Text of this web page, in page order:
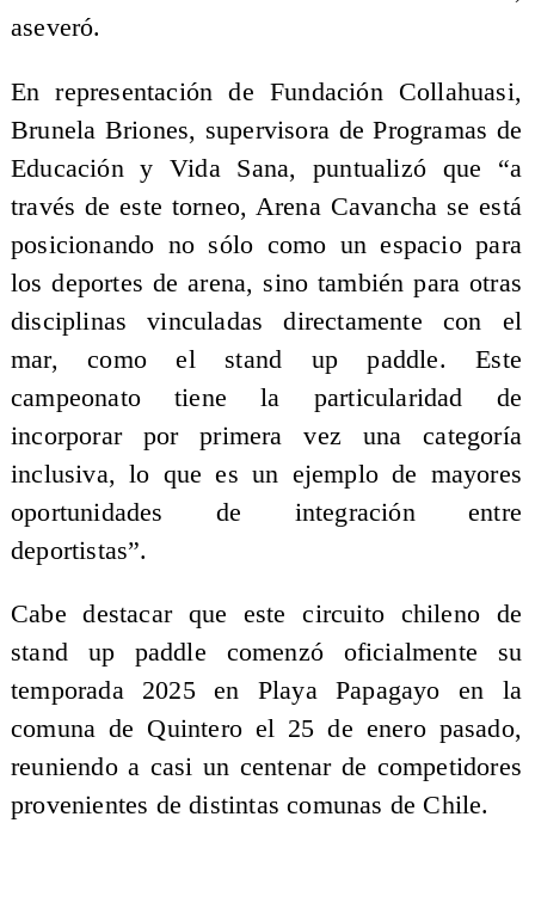
aseveró.
En representación de Fundación Collahuasi,
Brunela Briones, supervisora de Programas de
Educación y Vida Sana, puntualizó que “a
través de este torneo, Arena Cavancha se está
posicionando no sólo como un espacio para
los deportes de arena, sino también para otras
disciplinas vinculadas directamente con el
mar, como el stand up paddle. Este
campeonato tiene la particularidad de
incorporar por primera vez una categoría
inclusiva, lo que es un ejemplo de mayores
oportunidades de integración entre
deportistas”.
Cabe destacar que este circuito chileno de
stand up paddle comenzó oficialmente su
temporada 2025 en Playa Papagayo en la
comuna de Quintero el 25 de enero pasado,
reuniendo a casi un centenar de competidores
provenientes de distintas comunas de Chile.